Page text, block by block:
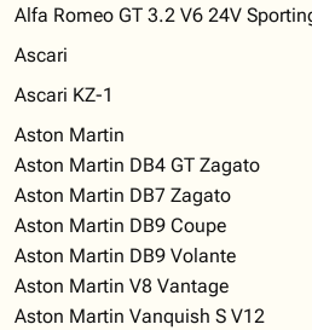
Alfa Romeo GT 3.2 V6 24V
Ascari
Ascari KZ-1
Aston Martin
Aston Martin DB4 GT Zagato
Aston Martin DB7 Zagato
Aston Martin DB9 Coupe
Aston Martin DB9 Volante
Aston Martin V8 Vantage
Aston Martin Vanquish S V12